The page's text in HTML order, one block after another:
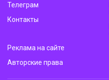
Телеграм
Контакты
Реклама на сайте
Авторские права